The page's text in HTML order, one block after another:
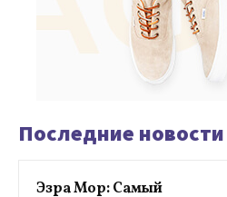
Последние новости
Эзра Мор: Самый